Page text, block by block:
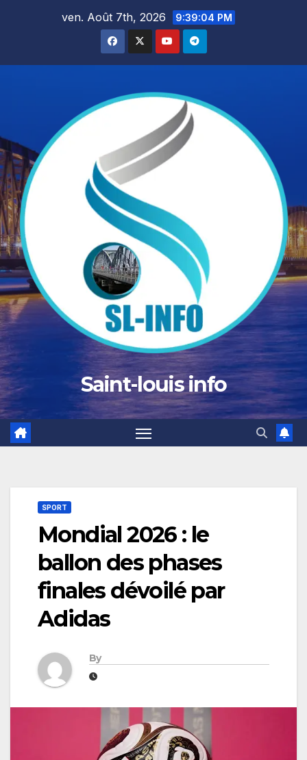
ven. Août 7th, 2026 9:39:06 PM
Saint-louis info
SPORT
Mondial 2026 : le
ballon des phases
finales dévoilé par
Adidas
By